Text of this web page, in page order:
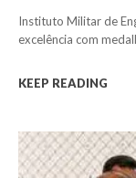
Instituto Militar de
excelência com
KEEP READING